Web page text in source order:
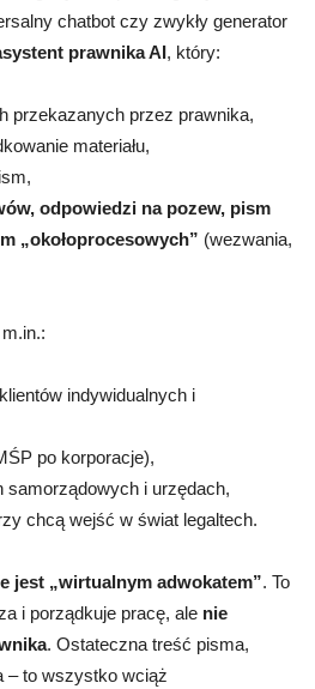
chatbot czy zwykły generator
prawnika AI, który:
przekazanych przez prawnika,
materiału,
odpowiedzi na pozew, pism
„okołoprocesowych” (wezwania,
indywidualnych i
po korporacje),
samorządowych i urzędach,
chcą wejść w świat legaltech.
jest „wirtualnym adwokatem”. To
i porządkuje pracę, ale nie
. Ostateczna treść pisma,
– to wszystko wciąż